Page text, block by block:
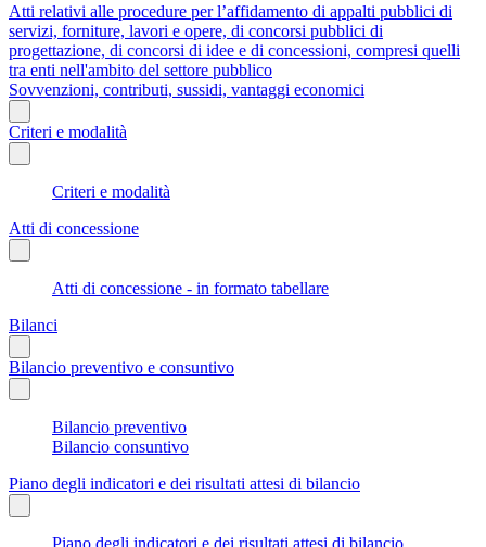
Atti relativi alle procedure per l’affidamento di appalti pubblici di
servizi, forniture, lavori e opere, di concorsi pubblici di
progettazione, di concorsi di idee e di concessioni, compresi quelli
tra enti nell'ambito del settore pubblico
Sovvenzioni, contributi, sussidi, vantaggi economici
Criteri e modalità
Criteri e modalità
Atti di concessione
Atti di concessione - in formato tabellare
Bilanci
Bilancio preventivo e consuntivo
Bilancio preventivo
Bilancio consuntivo
Piano degli indicatori e dei risultati attesi di bilancio
Piano degli indicatori e dei risultati attesi di bilancio